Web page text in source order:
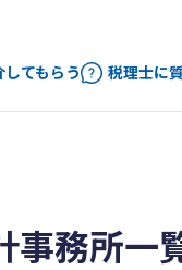
てもらう 税理士に
事務所一